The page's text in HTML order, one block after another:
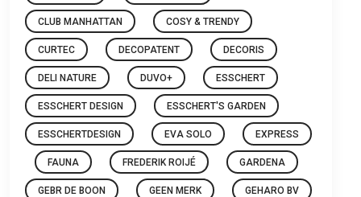
CLUB MANHATTAN COSY & TRENDY
CURTEC DECOPATENT DECORIS
DELI NATURE DUVO+ ESSCHERT
ESSCHERT DESIGN ESSCHERT'S GARDEN
ESSCHERTDESIGN EVA SOLO EXPRESS
FAUNA FREDERIK ROIJÉ GARDENA
GEBR DE BOON GEEN MERK GEHARO BV